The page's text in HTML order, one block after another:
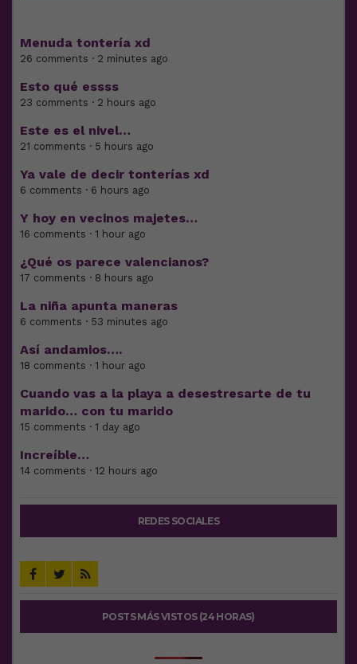
Menuda tontería xd
26 comments · 2 minutes ago
Esto qué essss
23 comments · 2 hours ago
Este es el nivel…
21 comments · 5 hours ago
Ya vale de decir tonterías xd
6 comments · 6 hours ago
Y hoy en vecinos majetes…
16 comments · 1 hour ago
¿Qué os parece valencianos?
17 comments · 8 hours ago
La niña apunta maneras
6 comments · 53 minutes ago
Así andamios….
18 comments · 1 hour ago
Cuando vas a la playa a desestresarte de tu
marido… con tu marido
15 comments · 1 day ago
Increíble…
14 comments · 12 hours ago
REDES SOCIALES
POSTS MÁS VISTOS (24 HORAS)